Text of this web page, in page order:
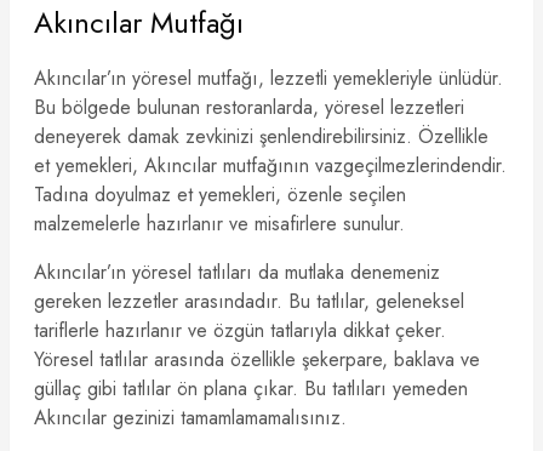
Akıncılar Mutfağı
Akıncılar’ın yöresel mutfağı, lezzetli yemekleriyle ünlüdür.
Bu bölgede bulunan restoranlarda, yöresel lezzetleri
deneyerek damak zevkinizi şenlendirebilirsiniz. Özellikle
et yemekleri, Akıncılar mutfağının vazgeçilmezlerindendir.
Tadına doyulmaz et yemekleri, özenle seçilen
malzemelerle hazırlanır ve misafirlere sunulur.
Akıncılar’ın yöresel tatlıları da mutlaka denemeniz
gereken lezzetler arasındadır. Bu tatlılar, geleneksel
tariflerle hazırlanır ve özgün tatlarıyla dikkat çeker.
Yöresel tatlılar arasında özellikle şekerpare, baklava ve
güllaç gibi tatlılar ön plana çıkar. Bu tatlıları yemeden
Akıncılar gezinizi tamamlamamalısınız.